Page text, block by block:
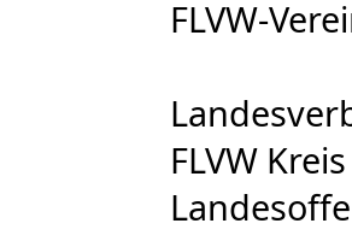
FLVW-
FLVW